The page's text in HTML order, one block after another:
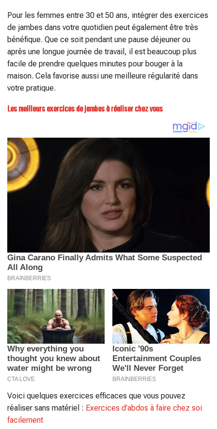
Pour les femmes entre 30 et 50 ans, intégrer des exercices
de jambes dans votre quotidien peut également être très
bénéfique. Que ce soit pendant une pause déjeuner ou
après une longue journée de travail, il est beaucoup plus
facile de prendre quelques minutes pour bouger à la
maison. Cela favorise aussi une meilleure régularité dans
votre pratique.
Les meilleurs exercices de jambes à réaliser chez vous
Voici quelques exercices efficaces que vous pouvez
réaliser sans matériel : Exercices d'abdos à faire chez soi
facilement